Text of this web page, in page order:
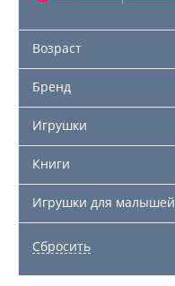
Возраст
Бренд
Игрушки
Книги
Игрушки для малышей